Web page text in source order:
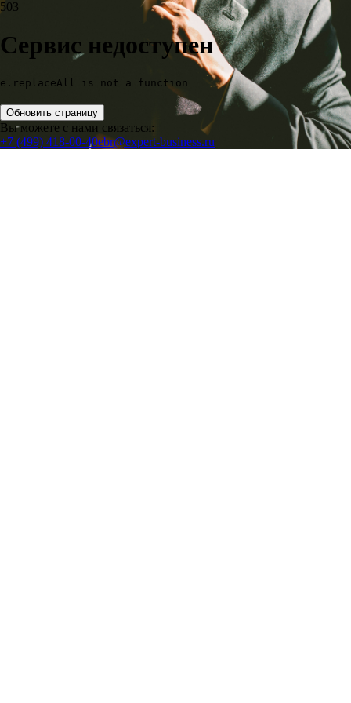
503
Сервис недоступен
e.replaceAll is not a function
Обновить страницу
Вы можете с нами связаться:
+7 (499) 418-00-40ebr@expert-business.ru